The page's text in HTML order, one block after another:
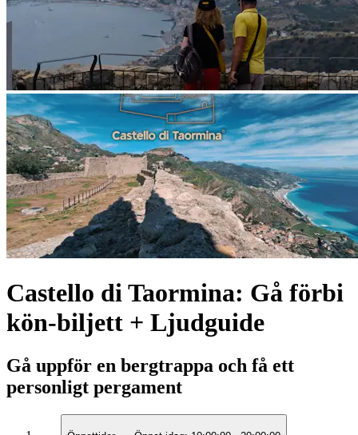
Castello di Taormina: Gå förbi
kön-biljett + Ljudguide
Gå uppför en bergtrappa och få ett
personligt pergament